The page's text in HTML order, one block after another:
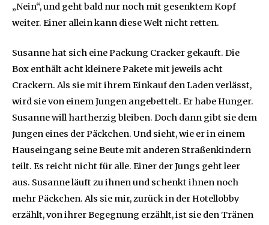
„Nein“, und geht bald nur noch mit gesenktem Kopf
weiter. Einer allein kann diese Welt nicht retten.
Susanne hat sich eine Packung Cracker gekauft. Die
Box enthält acht kleinere Pakete mit jeweils acht
Crackern. Als sie mit ihrem Einkauf den Laden verlässt,
wird sie von einem Jungen angebettelt. Er habe Hunger.
Susanne will hartherzig bleiben. Doch dann gibt sie dem
Jungen eines der Päckchen. Und sieht, wie er in einem
Hauseingang seine Beute mit anderen Straßenkindern
teilt. Es reicht nicht für alle. Einer der Jungs geht leer
aus. Susanne läuft zu ihnen und schenkt ihnen noch
mehr Päckchen. Als sie mir, zurück in der Hotellobby
erzählt, von ihrer Begegnung erzählt, ist sie den Tränen